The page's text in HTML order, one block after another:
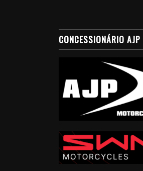
CONCESSIONÁRIO